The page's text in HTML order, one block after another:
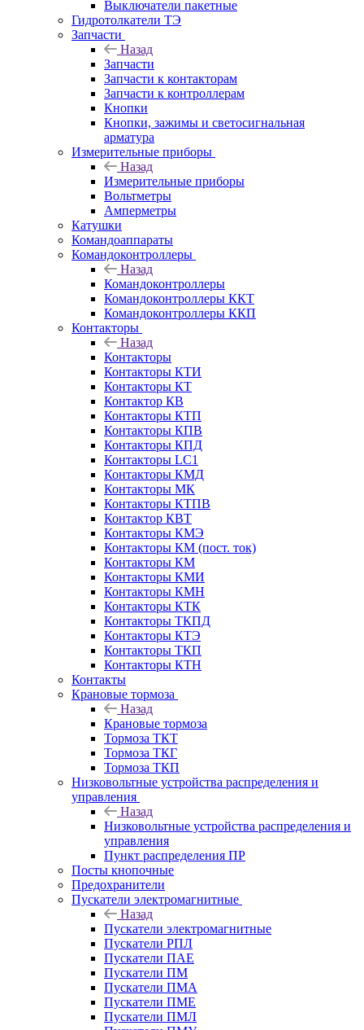
Выключатели пакетные
Гидротолкатели ТЭ
Запчасти
Назад
Запчасти
Запчасти к контакторам
Запчасти к контроллерам
Кнопки
Кнопки, зажимы и светосигнальная
арматура
Измерительные приборы
Назад
Измерительные приборы
Вольтметры
Амперметры
Катушки
Командоаппараты
Командоконтроллеры
Назад
Командоконтроллеры
Командоконтроллеры ККТ
Командоконтроллеры ККП
Контакторы
Назад
Контакторы
Контакторы КТИ
Контакторы КТ
Контактор КВ
Контакторы КТП
Контакторы КПВ
Контакторы КПД
Контакторы LC1
Контакторы КМД
Контакторы МК
Контакторы КТПВ
Контактор КВТ
Контакторы КМЭ
Контакторы КМ (пост. ток)
Контакторы КМ
Контакторы КМИ
Контакторы КМН
Контакторы КТК
Контакторы ТКПД
Контакторы КТЭ
Контакторы ТКП
Контакторы КТН
Контакты
Крановые тормоза
Назад
Крановые тормоза
Тормоза ТКТ
Тормоза ТКГ
Тормоза ТКП
Низковольтные устройства распределения и
управления
Назад
Низковольтные устройства распределения и
управления
Пункт распределения ПР
Посты кнопочные
Предохранители
Пускатели электромагнитные
Назад
Пускатели электромагнитные
Пускатели РПЛ
Пускатели ПАЕ
Пускатели ПМ
Пускатели ПМА
Пускатели ПМЕ
Пускатели ПМЛ